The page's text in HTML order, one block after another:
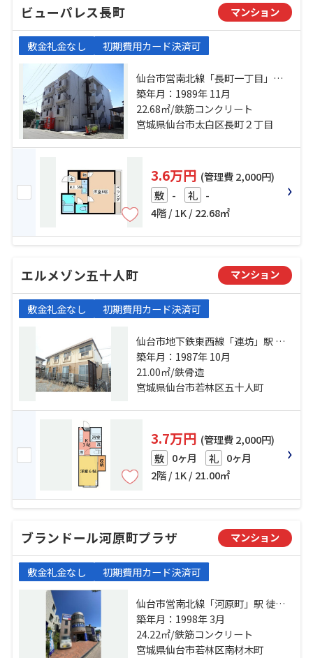
ビューパレス長町 マンション
敷金礼金なし 初期費用カード決済可
仙台市営南北線「長町一丁目」
駅 徒歩7分 東北本線「長町」駅 徒
歩12分 仙台市営南北線「河原町」
駅 徒歩15分
築年月：1989年 11月
22.68㎡/鉄筋コンクリート
宮城県仙台市太白区長町２丁目
3.6万円 (管理費 2,000円)
敷 - 礼 -
4階 / 1K / 22.68㎡
エルメゾン五十人町 マンション
敷金礼金なし 初期費用カード決済可
仙台市地下鉄東西線「連坊」駅 徒
歩11分 仙台市営南北線「河原町」
駅 徒歩12分 仙石線「榴ケ岡」駅 徒
歩22分
築年月：1987年 10月
21.00㎡/鉄骨造
宮城県仙台市若林区五十人町
3.7万円 (管理費 2,000円)
敷 0ヶ月 礼 0ヶ月
2階 / 1K / 21.00㎡
ブランドール河原町プラザ マンション
敷金礼金なし 初期費用カード決済可
仙台市営南北線「河原町」駅 徒歩1
分 仙台市営南北線「長町一丁目」
駅 徒歩12分 仙台市地下鉄東西線
「連坊」駅 徒歩18分
築年月：1998年 3月
24.22㎡/鉄筋コンクリート
宮城県仙台市若林区南材木町